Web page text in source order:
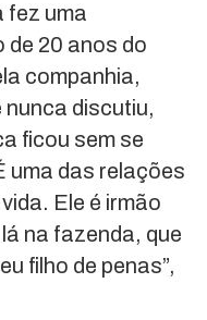
fez uma
de 20 anos do
companhia,
discutiu,
ficou sem se
uma das relações
Ele é irmão
na fazenda, que
filho de penas”,